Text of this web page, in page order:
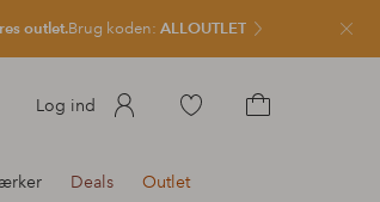
outlet.Brug koden: ALLOUTLET Luk
Log ind
Gå
produkter
Deals Outlet